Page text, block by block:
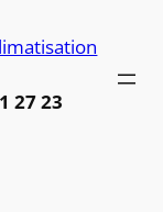
27 23